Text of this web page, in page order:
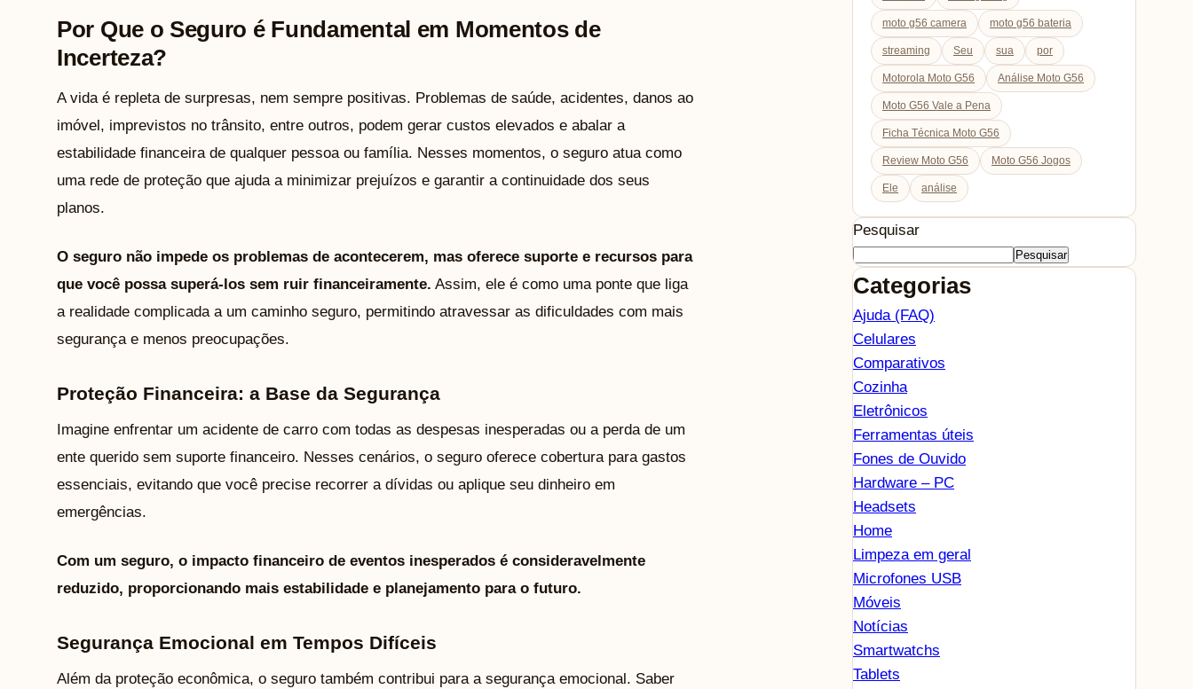
Por Que o Seguro é Fundamental em Momentos de
Incerteza?
A vida é repleta de surpresas, nem sempre positivas. Problemas de saúde, acidentes, danos ao
imóvel, imprevistos no trânsito, entre outros, podem gerar custos elevados e abalar a
estabilidade financeira de qualquer pessoa ou família. Nesses momentos, o seguro atua como
uma rede de proteção que ajuda a minimizar prejuízos e garantir a continuidade dos seus
planos.
O seguro não impede os problemas de acontecerem, mas oferece suporte e recursos para
que você possa superá-los sem ruir financeiramente. Assim, ele é como uma ponte que liga
a realidade complicada a um caminho seguro, permitindo atravessar as dificuldades com mais
segurança e menos preocupações.
Proteção Financeira: a Base da Segurança
Imagine enfrentar um acidente de carro com todas as despesas inesperadas ou a perda de um
ente querido sem suporte financeiro. Nesses cenários, o seguro oferece cobertura para gastos
essenciais, evitando que você precise recorrer a dívidas ou aplique seu dinheiro em
emergências.
Com um seguro, o impacto financeiro de eventos inesperados é consideravelmente
reduzido, proporcionando mais estabilidade e planejamento para o futuro.
Segurança Emocional em Tempos Difíceis
Além da proteção econômica, o seguro também contribui para a segurança emocional. Saber
moto g56 camera moto g56 bateria
streaming Seu sua por
Motorola Moto G56 Análise Moto G56
Moto G56 Vale a Pena
Ficha Técnica Moto G56
Review Moto G56 Moto G56 Jogos
Ele análise
Pesquisar
Pesquisar
Categorias
Ajuda (FAQ)
Celulares
Comparativos
Cozinha
Eletrônicos
Ferramentas úteis
Fones de Ouvido
Hardware – PC
Headsets
Home
Limpeza em geral
Microfones USB
Móveis
Notícias
Smartwatchs
Tablets